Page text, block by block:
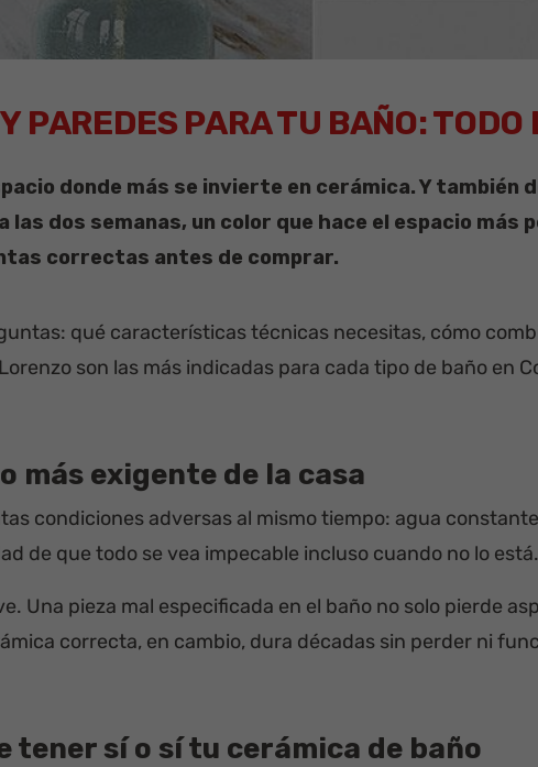
PAREDES PARA TU BAÑO:
donde más se invierte en cerámica. Y también
las dos semanas, un color que hace el espacio
correctas antes de comprar.
qué características técnicas necesitas, cómo
son las más indicadas para cada tipo de baño en
más exigente de la casa
condiciones adversas al mismo tiempo: agua
de que todo se vea impecable incluso cuando no lo está.
Una pieza mal especificada en el baño no solo pierde
correcta, en cambio, dura décadas sin perder ni
tener sí o sí tu cerámica de baño